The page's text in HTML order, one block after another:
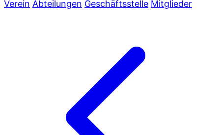
Verein Abteilungen Geschäftsstelle Mitglieder